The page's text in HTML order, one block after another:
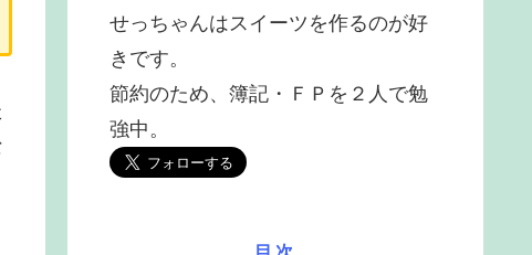
せっちゃんはスイーツを作るのが好
きです。
節約のため、簿記・ＦＰを２人で勉
強中。